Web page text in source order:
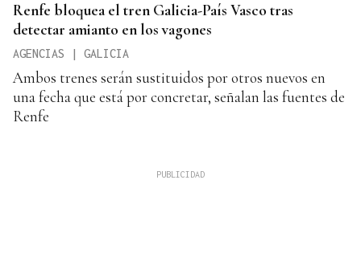
Renfe bloquea el tren Galicia-País Vasco tras
detectar amianto en los vagones
AGENCIAS | GALICIA
Ambos trenes serán sustituidos por otros nuevos en
una fecha que está por concretar, señalan las fuentes de
Renfe